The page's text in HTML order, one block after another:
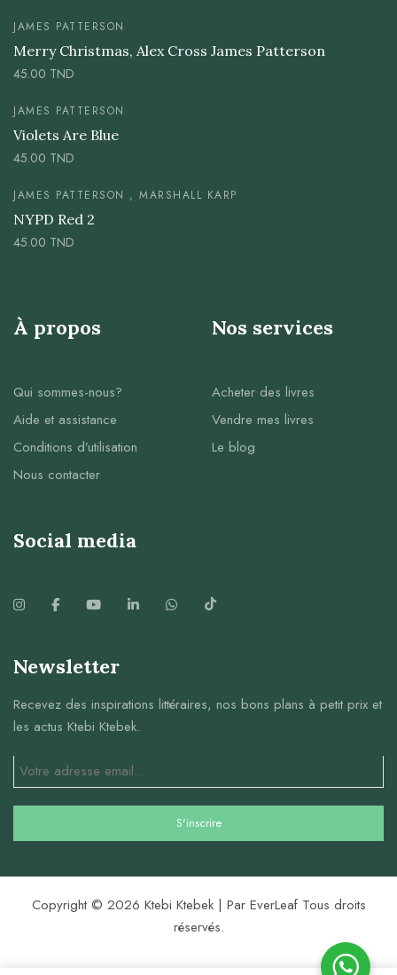
JAMES PATTERSON
Merry Christmas, Alex Cross James Patterson
45.00 TND
JAMES PATTERSON
Violets Are Blue
45.00 TND
JAMES PATTERSON , MARSHALL KARP
NYPD Red 2
45.00 TND
À propos
Qui sommes-nous?
Aide et assistance
Conditions d’utilisation
Nous contacter
Nos services
Acheter des livres
Vendre mes livres
Le blog
Social media
Newsletter
Recevez des inspirations littéraires, nos bons plans à petit prix et
les actus Ktebi Ktebek.
Copyright © 2026 Ktebi Ktebek | Par EverLeaf Tous droits
réservés.